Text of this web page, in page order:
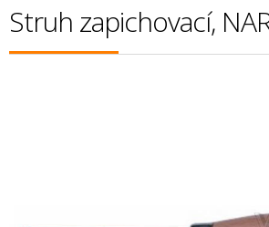
Struh zapichovací,